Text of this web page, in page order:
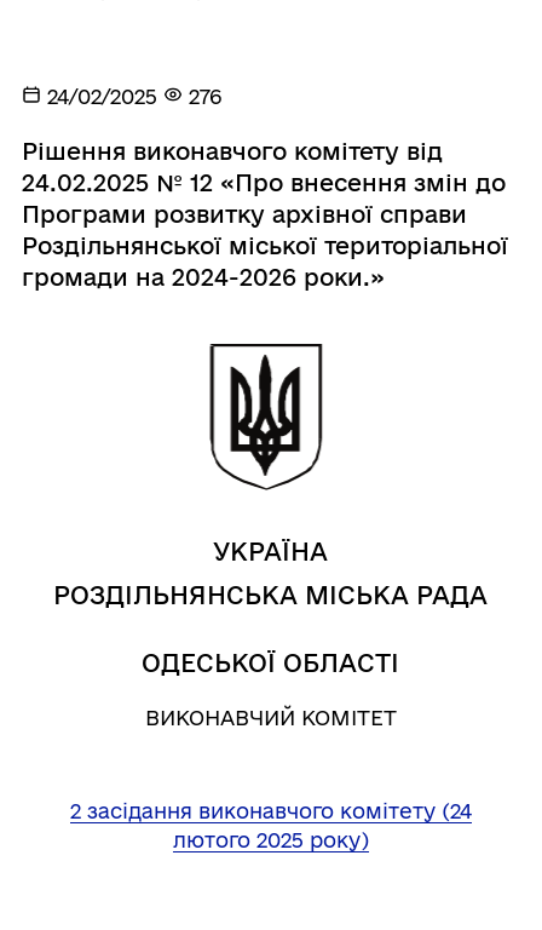
24/02/2025 276
Рішення виконавчого комітету від
24.02.2025 № 12 «Про внесення змін до
Програми розвитку архівної справи
Роздільнянської міської територіальної
громади на 2024-2026 роки.»
УКРАЇНА
РОЗДІЛЬНЯНСЬКА МІСЬКА РАДА
ОДЕСЬКОЇ ОБЛАСТІ
ВИКОНАВЧИЙ КОМІТЕТ
2 засідання виконавчого комітету (24
лютого 2025 року)